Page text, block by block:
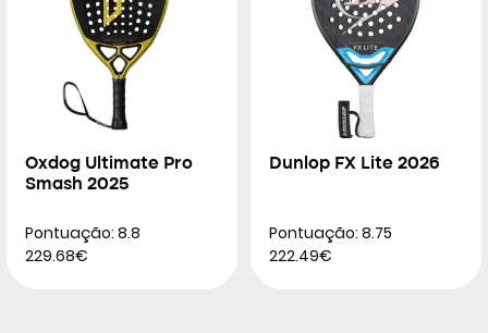
Oxdog Ultimate Pro
Smash 2025
Pontuação: 8.8
229.68€
Dunlop FX Lite 2026
Pontuação: 8.75
222.49€